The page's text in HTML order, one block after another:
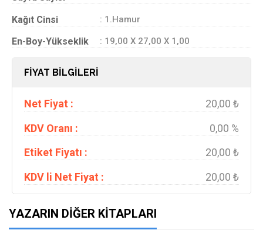
Kağıt Cinsi : 1.Hamur
En-Boy-Yükseklik : 19,00 X 27,00 X 1,00
FİYAT BİLGİLERİ
Net Fiyat :
20,00 ₺
KDV Oranı :
0,00 %
Etiket Fiyatı :
20,00 ₺
KDV li Net Fiyat :
20,00 ₺
YAZARIN DIĞER KITAPLARI